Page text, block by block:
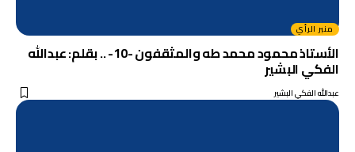
منبر الرأي
الأستاذ محمود محمد طه والمثقفون -10- .. بقلم: عبدالله
الفكي البشير
عبدالله الفكي البشير